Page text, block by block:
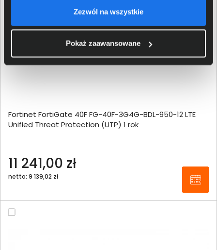
Zezwól na wszystkie
Pokaż zaawansowane
Fortinet FortiGate 40F FG-40F-3G4G-BDL-950-12 LTE
Unified Threat Protection (UTP) 1 rok
11 241,00 zł
netto: 9 139,02 zł